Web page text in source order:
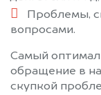
Проблемы,
вопросами.
Самый
обращение в
скупкой